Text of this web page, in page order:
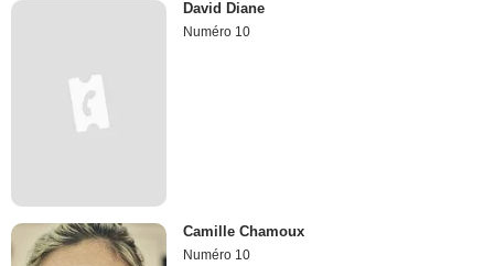
David Diane
Numéro 10
Camille Chamoux
Numéro 10